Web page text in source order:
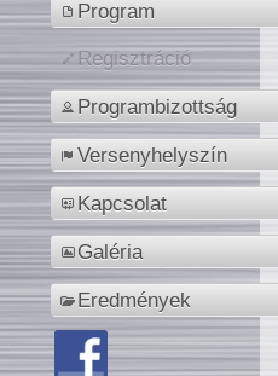
Program
Regisztráció
Programbizottság
Versenyhelyszín
Kapcsolat
Galéria
Eredmények